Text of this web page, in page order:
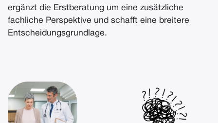
ergänzt die Erstberatung um eine zusätzliche
fachliche Perspektive und schafft eine breitere
Entscheidungsgrundlage.